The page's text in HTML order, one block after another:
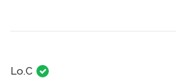
Lo.C